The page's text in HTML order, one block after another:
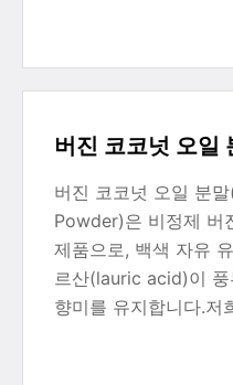
버진 코코넛 오일
버진 코코넛 오일 분
Powder)은 비정제 버
제품으로, 백색 자유
르산(lauric acid)이 풍
향미를 유지합니다.저